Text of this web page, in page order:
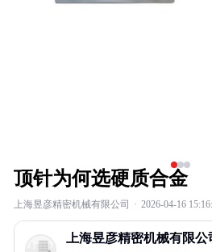
顶针为何选硬质合金
上海昱彦精密机械有限公司 · 2026-04-16
上海昱彦精密机械有限公